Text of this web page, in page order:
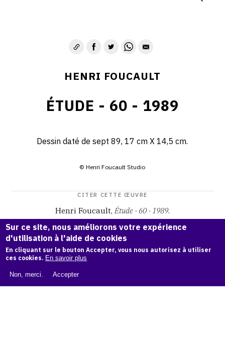
HENRI FOUCAULT
ÉTUDE - 60 - 1989
Dessin daté de sept 89, 17 cm X 14,5 cm.
© Henri Foucault Studio
CITER CETTE ŒUVRE
Henri Foucault, Étude - 60 - 1989.
Catalogue raisonné Henri Foucault
ark:38997/o172
sw
COPIER LA CITATION
Demande d'information
Sur ce site, nous améliorons votre expérience
d'utilisation à l'aide de cookies
En cliquant sur le bouton Accepter, vous nous autorisez à utiliser
ces cookies. En savoir plus
Non, merci. Accepter